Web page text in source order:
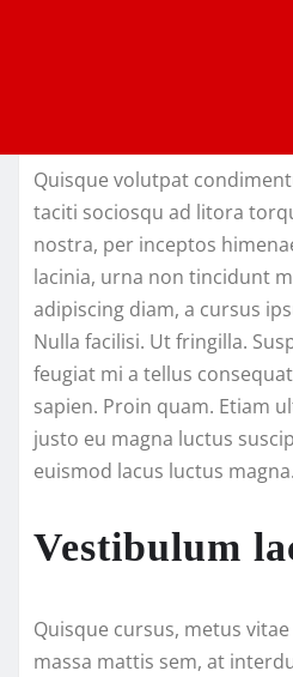
Quisque volutpat
taciti sociosqu ad litora
nostra, per inceptos
lacinia, urna non tincidunt
adipiscing diam, a cursus
Nulla facilisi. Ut fringilla.
feugiat mi a tellus
sapien. Proin quam. Etiam
justo eu magna luctus
euismod lacus luctus magna.
Vestibulum
Quisque cursus, metus
massa mattis sem, at